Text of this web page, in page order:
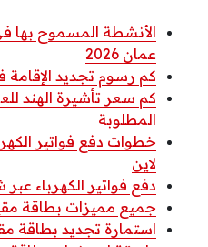
الأنشطة المسموح بها
عمان 2026
كم رسوم تجديد الإقامة
المطلوبة
خطوات دفع فواتير
لاين
دفع فواتير الكهرباء
جميع مميزات بطاقة
استمارة تجديد بطاقة